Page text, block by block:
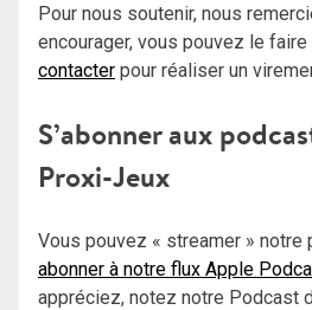
Pour nous soutenir, nous
encourager, vous pouvez le faire
contacter pour réaliser un
S’abonner aux
Proxi-Jeux
Vous pouvez « streamer » notre
abonner à notre flux Apple
appréciez, notez notre Podcast